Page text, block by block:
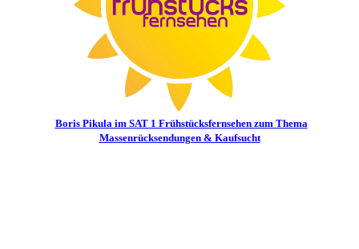
Boris Pikula im SAT 1 Frühstücksfernsehen zum Thema
Massenrücksendungen & Kaufsucht